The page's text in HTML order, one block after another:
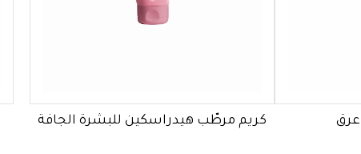
كريم مرطّب هيدراسكين للبشرة الجافة